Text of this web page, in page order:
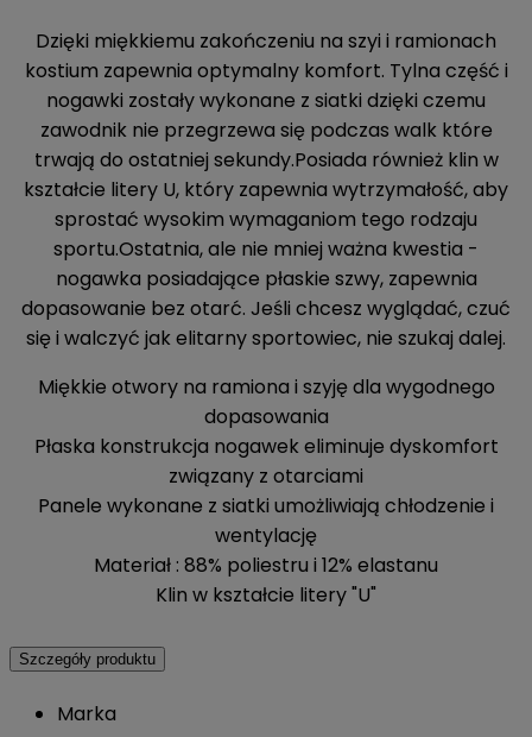
Dzięki miękkiemu zakończeniu na szyi i ramionach
kostium zapewnia optymalny komfort. Tylna część i
nogawki zostały wykonane z siatki dzięki czemu
zawodnik nie przegrzewa się podczas walk które
trwają do ostatniej sekundy.Posiada również klin w
kształcie litery U, który zapewnia wytrzymałość, aby
sprostać wysokim wymaganiom tego rodzaju
sportu.Ostatnia, ale nie mniej ważna kwestia -
nogawka posiadające płaskie szwy, zapewnia
dopasowanie bez otarć. Jeśli chcesz wyglądać, czuć
się i walczyć jak elitarny sportowiec, nie szukaj dalej.
Miękkie otwory na ramiona i szyję dla wygodnego
dopasowania
Płaska konstrukcja nogawek eliminuje dyskomfort
związany z otarciami
Panele wykonane z siatki umożliwiają chłodzenie i
wentylację
Materiał : 88% poliestru i 12% elastanu
Klin w kształcie litery "U"
Szczegóły produktu
Marka